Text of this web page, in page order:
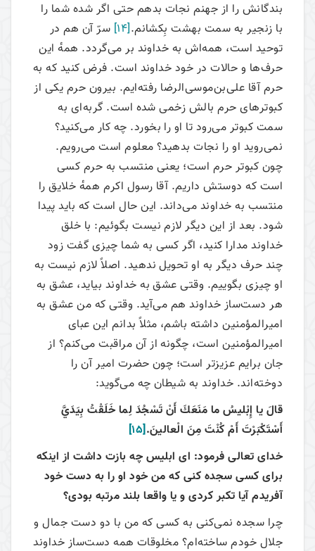
بندگانش را از جهنم نجات بدهم حتی اگر شده شما را
با زنجیر به سمت بهشت بِکشانم.[14]
سرّ آن هم در
توحید است، همه‌اش به خداوند بر می‌گردد. همهٔ این
حرف‌ها و حالات در خود خداوند است. فرض کنید که به
حرم آقا علی‌بن‌موسی‌الرضا رفته‌ایم. بیرون حرم یکی از
کبوترهای حرم بالش زخمی شده است. گربه‌ای به
سمت کبوتر می‌رود تا او را بخورد. چه کار می‌کنید؟
نمی‌روید او را نجات بدهید؟ معلوم است می‌رویم.
چون کبوتر حرم است؛ یعنی منتسب به حرم کسی
است که دوستش داریم. آقا رسول اکرم همهٔ خلایق را
منتسب به خداوند می‌داند. این حال است که باید پیدا
‌شود. بعد از این دیگر لازم نیست بگوئیم: با خلق
خداوند مدارا کنید، اگر کسی به شما چیزی گفت زود
چند حرف دیگر به او تحویل ندهید. اصلاً لازم نیست به
او چیزی بگوییم. وقتی عشق به خداوند بیاید، عشق به
هر دست‌ساز خداوند هم می‌آید. وقتی که من عشق به
امیرالمؤمنین داشته باشم، مثلاً بدانم این عبای
امیرالمؤمنین است، چگونه از آن مراقبت می‌کنم؟ از
جان برایم عزیزتر است؛ چون حضرت امیر آن را
دوخته‌اند. خداوند به شیطان چه می‌گوید:
قالَ يا إِبْليسُ ما مَنَعَكَ أَنْ تَسْجُدَ لِما خَلَقْتُ بِيَدَيَّ
أَسْتَكْبَرْتَ أَمْ كُنْتَ مِنَ الْعالينَ.[15]
خداى تعالى فرمود: اى ابليس چه بازت داشت از اينكه
براى كسى سجده كنى كه من خود او را به دست خود
آفريدم آيا تكبر كردى و يا واقعا بلند مرتبه بودى؟
چرا سجده نمی‌کنی به کسی که من با دو دست جمال و
جلال خودم ساخته‌ام؟ مخلوقات همه دست‌ساز خداوند